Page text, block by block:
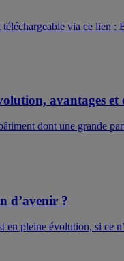
via ce lien
avantages et
dont une grande
d’avenir ?
en pleine évolution, si ce